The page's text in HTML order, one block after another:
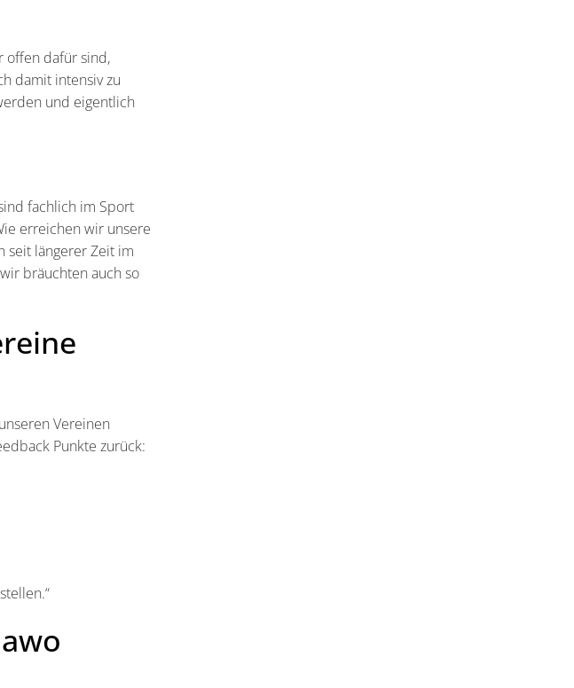
offen dafür sind,
damit intensiv zu
und eigentlich
fachlich im Sport
erreichen wir unsere
seit längerer Zeit im
bräuchten auch so
Vereinen
Punkte zurück: